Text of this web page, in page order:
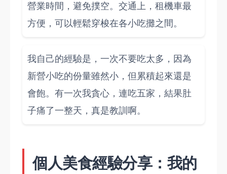
營業時間，避免撲空。交通上，租機車最
方便，可以輕鬆穿梭在各小吃攤之間。
我自己的經驗是，一次不要吃太多，因為
新營小吃的份量雖然小，但累積起來還是
會飽。有一次我貪心，連吃五家，結果肚
子痛了一整天，真是教訓啊。
個人美食經驗分享：我的